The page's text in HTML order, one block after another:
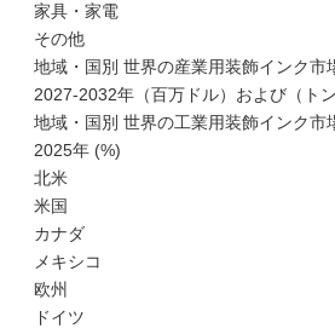
家具・家電
その他
地域・国別 世界の産業用装飾インク市
2027-2032年（百万ドル）および（トン
地域・国別 世界の工業用装飾インク市
2025年 (%)
北米
米国
カナダ
メキシコ
欧州
ドイツ